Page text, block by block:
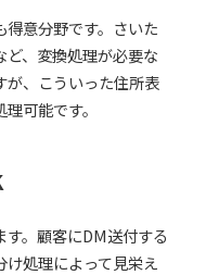
意分野です。さいた
、変換処理が必要な
が、こういった住所表
可能です。
。顧客にDM送付する
処理によって見栄え